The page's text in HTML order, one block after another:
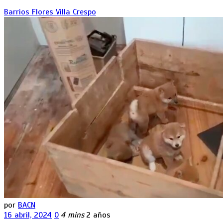
Barrios Flores Villa Crespo
por BACN
16 abril, 2024 0 4 mins 2 años